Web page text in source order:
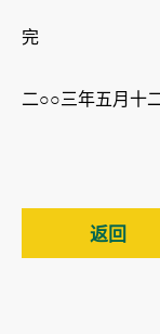
完
二○○三年五月十
返回